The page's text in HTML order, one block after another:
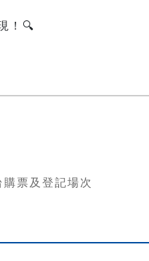
！🔍
票及登記場次